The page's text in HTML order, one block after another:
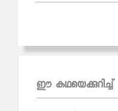
ഈ കഥയെക്കുറിച്ച്